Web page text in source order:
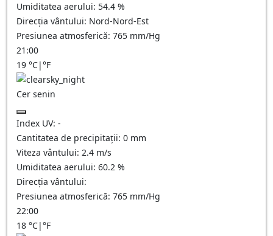
Umiditatea aerului: 54.4 %
Direcția vântului: Nord-Nord-Est
Presiunea atmosferică: 765 mm/Hg
21:00
19 °C|°F
Cer senin
Index UV: -
Cantitatea de precipitații: 0 mm
Viteza vântului: 2.4 m/s
Umiditatea aerului: 60.2 %
Direcția vântului:
Presiunea atmosferică: 765 mm/Hg
22:00
18 °C|°F